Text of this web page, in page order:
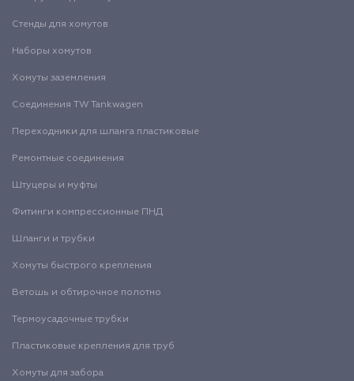
Стенды для хомутов
Наборы хомутов
Хомуты заземления
Соединения TW Tankwagen
Переходники для шланга пластиковые
Ремонтные соединения
Штуцеры и муфты
Фитинги компрессионные ПНД
Шланги и трубки
Хомуты быстрого крепления
Ветошь и обтирочное полотно
Термоусадочные трубки
Пластиковые крепления для труб
Хомуты для забора